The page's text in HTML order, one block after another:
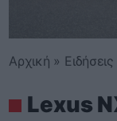
Αρχική » Ειδήσεις
Lexus